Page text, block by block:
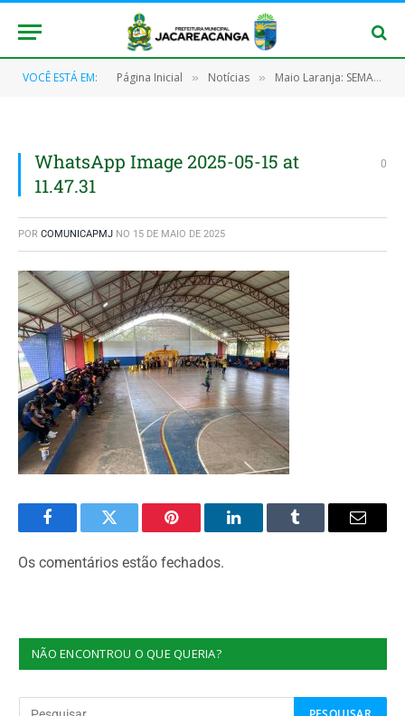
VOCÊ ESTÁ EM: Página Inicial » Notícias » Maio Laranja: SEMAS realiza caminhada de conscientização contra a violência às crianças e aos adolescentes
WhatsApp Image 2025-05-15 at
11.47.31
0
POR COMUNICAPMJ NO 15 DE MAIO DE 2025
FacebookTwitter Pinterest O
Tumblr
E-
Os comentários estão fechados.
NÃO ENCONTROU O QUE QUERIA?